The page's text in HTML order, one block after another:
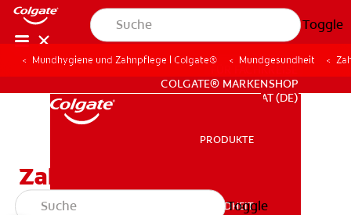
Toggle
FÜR FACHKREISE
COLGATE® MARKENSHOP
AT (DE)
PRODUKTE
MUNDGESUNDHEIT
Toggle
Mundhygiene und Zahnpflege | Colgate® Mundgesundheit
Zahnanatomie